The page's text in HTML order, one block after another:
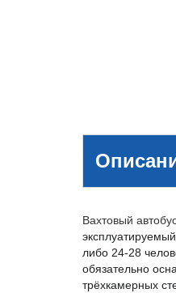
Вахтовый
либо 24-28
обязательно
трёхкамерных